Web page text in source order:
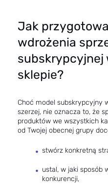
Jak
wdrożenia
subskrypcyjnej
sklepie?
Choć model subskrypcyjny
szerzej, nie oznacza to, że
produktów we wszystkich
od Twojej obecnej grupy
stwórz konkretną
ustal, w jaki sposób
konkurencji,